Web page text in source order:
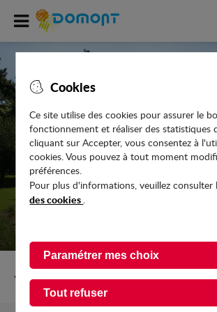
Cookies
Ce site utilise des cookies pour assurer le
fonctionnement et réaliser des statistiques
cliquant sur Accepter, vous consentez à
cookies. Vous pouvez à tout moment
préférences.
Pour plus d'informations, veuillez consulter
des cookies .
Paramétrer mes choix
Tout refuser
Accéder
au
menu
Accéder
contenu
RÉVISION DU PLU : FEU
PHASE DE
Retour vers Actualites